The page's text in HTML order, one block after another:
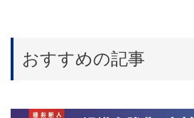
おすすめの記事